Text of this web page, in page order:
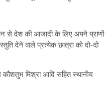
से देश की आजादी के लिए अपने प्राणों
देने वाले प्रत्येक छात्रा को दो-दो
कौशतुभ मिश्रा आदि सहित स्थानीय